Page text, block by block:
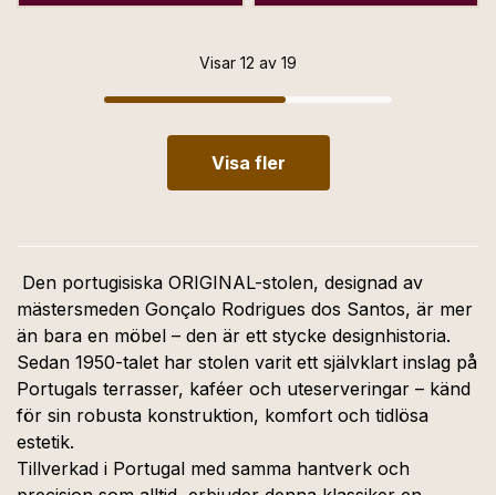
Visar 12 av 19
Visa fler
Den portugisiska ORIGINAL-stolen, designad av
mästersmeden Gonçalo Rodrigues dos Santos, är mer
än bara en möbel – den är ett stycke designhistoria.
Sedan 1950-talet har stolen varit ett självklart inslag på
Portugals terrasser, kaféer och uteserveringar – känd
för sin robusta konstruktion, komfort och tidlösa
estetik.
Tillverkad i Portugal med samma hantverk och